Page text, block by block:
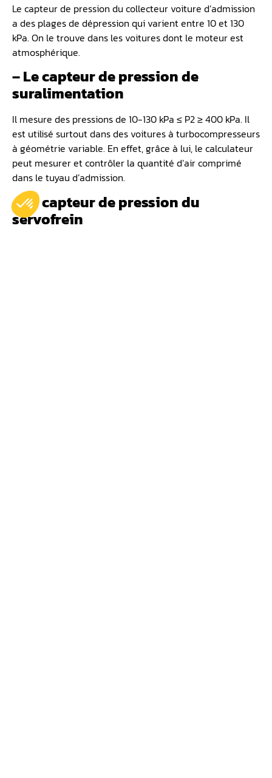
Le capteur de pression du collecteur voiture d’admission
a des plages de dépression qui varient entre 10 et 130
kPa. On le trouve dans les voitures dont le moteur est
atmosphérique.
– Le capteur de pression de
suralimentation
Il mesure des pressions de 10-130 kPa ≤ P2 ≥ 400 kPa. Il
est utilisé surtout dans des voitures à turbocompresseurs
à géométrie variable. En effet, grâce à lui, le calculateur
peut mesurer et contrôler la quantité d’air comprimé
dans le tuyau d’admission.
– Le capteur de pression du
servofrein